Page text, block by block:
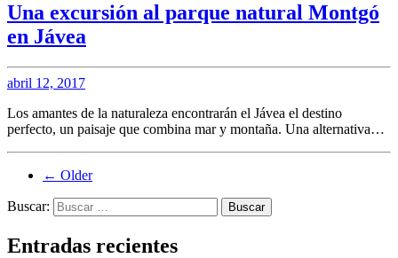
Una excursión al parque natural Montgó
en Jávea
abril 12, 2017
Los amantes de la naturaleza encontrarán el Jávea el destino
perfecto, un paisaje que combina mar y montaña. Una alternativa…
← Older
Buscar:
Entradas recientes